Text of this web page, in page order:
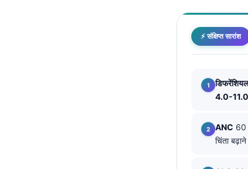
⚡ संक्षिप्त सारांश
4.0-
ANC 60
चिंता